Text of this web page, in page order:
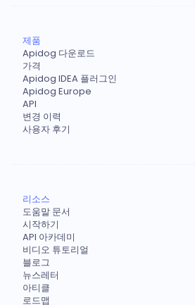
제품
Apidog 다운로드
가격
Apidog IDEA 플러그인
Apidog Europe
API
변경 이력
사용자 후기
리소스
도움말 문서
시작하기
API 아카데미
비디오 튜토리얼
블로그
뉴스레터
아티클
로드맵